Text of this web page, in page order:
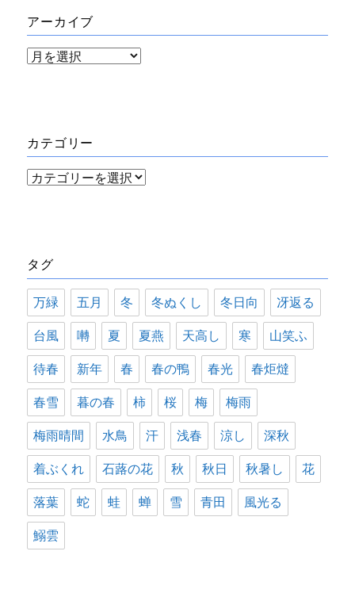
アーカイブ
ア
ブ
カテゴリー
カ
ー
タグ
万緑 五月 冬 冬ぬくし 冬日向 冴返る
台風 囀 夏 夏燕 天高し 寒 山笑ふ
待春 新年 春 春の鴨 春光 春炬燵
春雪 暮の春 柿 桜 梅 梅雨
梅雨晴間 水鳥 汗 浅春 涼し 深秋
着ぶくれ 石蕗の花 秋 秋日 秋暑し 花
落葉 蛇 蛙 蝉 雪 青田 風光る
鰯雲